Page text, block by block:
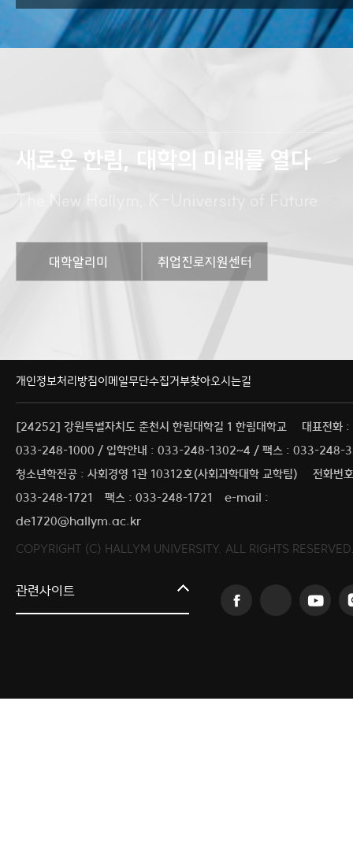
새로운 한림, 대학의 미래를 열다
The New Hallym, K-University of Future
대학알리미 취업진로지원센터
개인정보처리방침이메일무단수집거부찾아오시는길
[24252] 강원특별자치도 춘천시 한림대학길 1 한림대학교
대표전화 :
033-248-1000 / 입학안내 : 033-248-1302~4 / 팩스 : 033-248-
청소년학전공 : 사회경영 1관 10312호(사회과학대학 교학팀)
전화번
033-248-1721
팩스 : 033-248-1721
e-mail :
de1720@hallym.ac.kr
COPYRIGHT (C) HALLYM UNIVERSITY. ALL RIGHTS
관련사이트
커뮤니티교육원